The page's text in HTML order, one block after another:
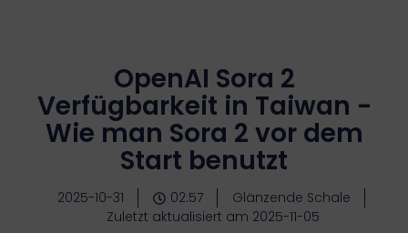
OpenAI Sora 2
Verfügbarkeit in Taiwan -
Wie man Sora 2 vor dem
Start benutzt
2025-10-31 02:57
Glänzende Schale
Zuletzt aktualisiert am 2025-11-05